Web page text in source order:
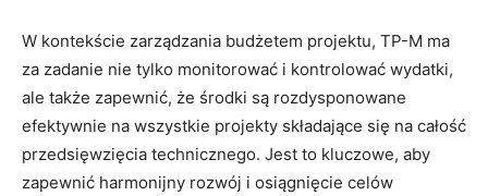
W kontekście zarządzania budżetem projektu, TP-M ma​
za zadanie nie tylko monitorować i kontrolować wydatki,
‍ale także​ zapewnić, że środki ​są rozdysponowane​
efektywnie ⁣na wszystkie⁤ projekty składające się na całość
przedsięwzięcia ​technicznego. Jest to ‍kluczowe, aby
zapewnić⁢ harmonijny rozwój⁤ i ⁤osiągnięcie celów